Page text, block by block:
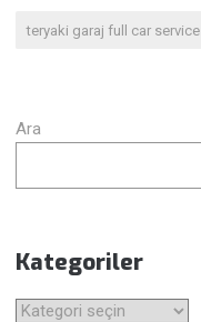
teryaki garaj full car service
Ara
Kategoriler
Kategoriler